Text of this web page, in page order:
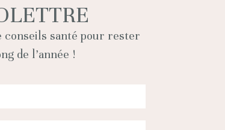
conseils santé pour rester
de l’année !